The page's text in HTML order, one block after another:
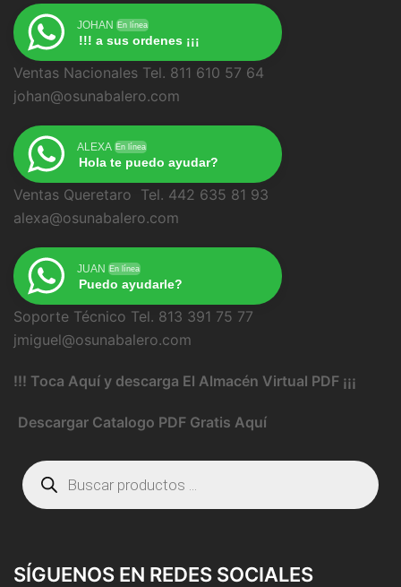
JOHAN En línea
!!! a sus ordenes ¡¡¡
Ventas Nacionales Tel. 811 610 57 64
johan@osunabalero.com
ALEXA En línea
Hola te puedo ayudar?
Ventas Queretaro Tel. 442 635 81 93
alexa@osunabalero.com
JUAN En línea
Puedo ayudarle?
Soporte Técnico Tel. 813 391 75 77
jmiguel@osunabalero.com
!!! Toca Aquí y descarga El Almacén Virtual PDF ¡¡¡
Descargar Catalogo PDF Gratis Aquí
Búsqueda
de
productos
SÍGUENOS EN REDES SOCIALES